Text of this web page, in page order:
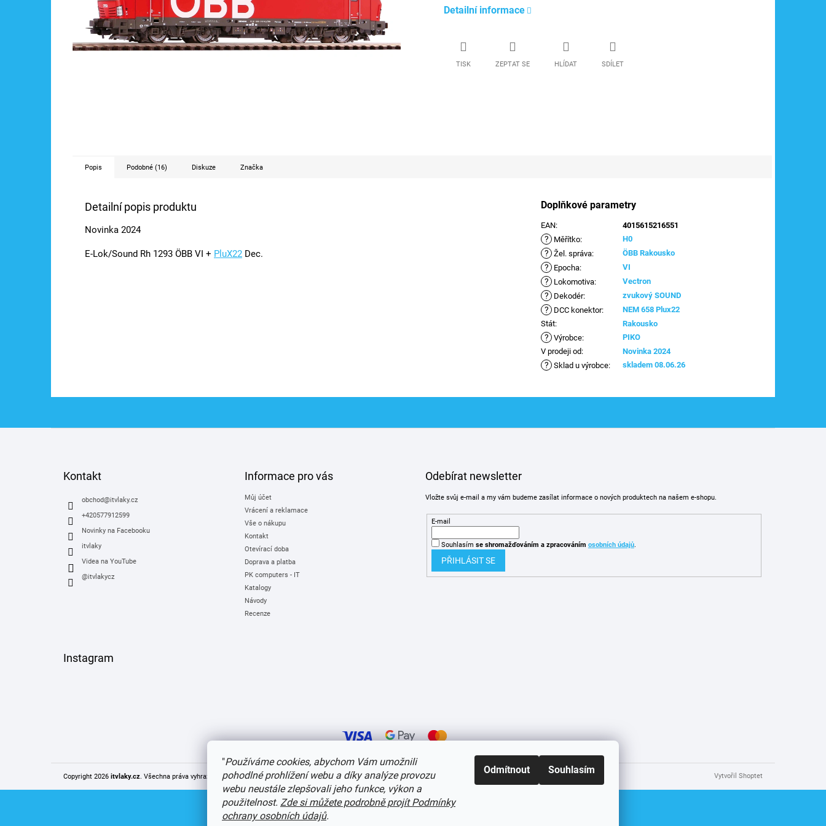
"Používáme cookies, abychom Vám umožnili
pohodlné prohlížení webu a díky analýze provozu
webu neustále zlepšovali jeho funkce, výkon a
použitelnost. Zde si můžete podrobně projít Podmínky
ochrany osobních údajů.
Odmítnout Souhlasím
Detailní informace
TISK ZEPTAT SE HLÍDAT SDÍLET
Popis Podobné (16) Diskuze Značka
Detailní popis produktu
Novinka 2024
E-Lok/Sound Rh 1293 ÖBB VI + PluX22 Dec.
Doplňkové parametry
EAN: 4015615216551
? Měřítko: H0
? Žel. správa: ÖBB Rakousko
? Epocha: VI
? Lokomotiva: Vectron
? Dekodér: zvukový SOUND
? DCC konektor:
NEM 658 Plux22
Stát: Rakousko
? Výrobce:
PIKO
V prodeji od: Novinka 2024
? Sklad u výrobce: skladem 08.06.26
Kontakt
obchod@itvlaky.cz
+420577912599
Novinky na Facebooku
itvlaky
Videa na YouTube
@itvlakycz
Informace pro vás
Můj účet
Vrácení a reklamace
Vše o nákupu
Kontakt
Otevírací doba
Doprava a platba
PK computers - IT
Katalogy
Návody
Recenze
Odebírat newsletter
Vložte svůj e-mail a my vám budeme zasílat informace o nových produktech na našem e-shopu.
E-mail
Souhlasím se shromažďováním a zpracováním osobních údajů.
PŘIHLÁSIT SE
Instagram
Vytvořil Shoptet
Copyright 2026 itvlaky.cz. Všechna práva vyhrazena.Upravit nastavení cookies